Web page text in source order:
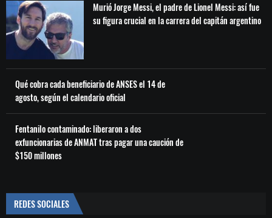
Murió Jorge Messi, el padre de Lionel Messi: así fue
su figura crucial en la carrera del capitán argentino
Qué cobra cada beneficiario de ANSES el 14 de
agosto, según el calendario oficial
Fentanilo contaminado: liberaron a dos
exfuncionarias de ANMAT tras pagar una caución de
$150 millones
REDES SOCIALES